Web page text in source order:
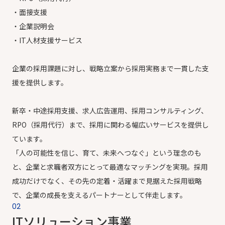
・面接支援
・企業説明会
・IT人材支援サービス
企業の採用課題に対し、戦略立案から採用実務まで一貫した支
援を提供します。
新卒・中途採用支援、求人広告運用、採用コンサルティング、
RPO（採用代行）まで、採用に関わる幅広いサービスを提供し
ています。
「人の可能性を信じ、育て、未来へつなぐ」という理念のも
と、企業と求職者双方にとって最適なマッチングを実現。採用
成功だけでなく、その先の定着・活躍まで見据えた採用戦略
で、企業の成長を支えるパートナーとして伴走します。
02
ITソリューション事業